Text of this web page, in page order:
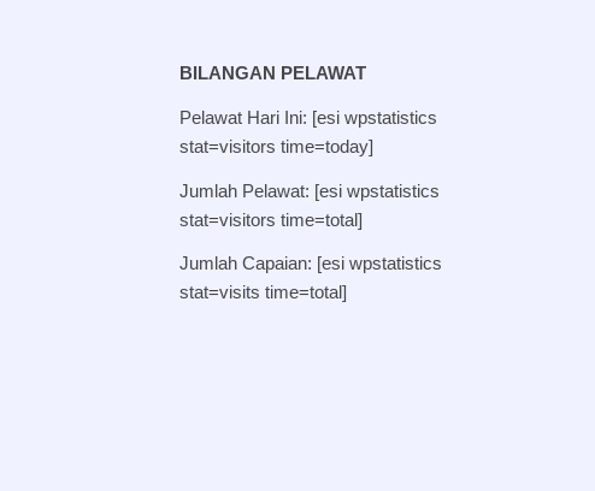
BILANGAN PELAWAT
Pelawat Hari Ini: [esi wpstatistics
stat=visitors time=today]
Jumlah Pelawat: [esi wpstatistics
stat=visitors time=total]
Jumlah Capaian: [esi wpstatistics
stat=visits time=total]